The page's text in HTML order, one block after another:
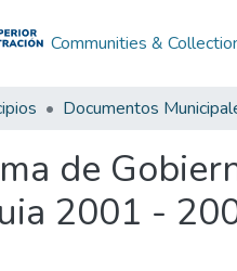
Communities &
Documentos
de
2001 -